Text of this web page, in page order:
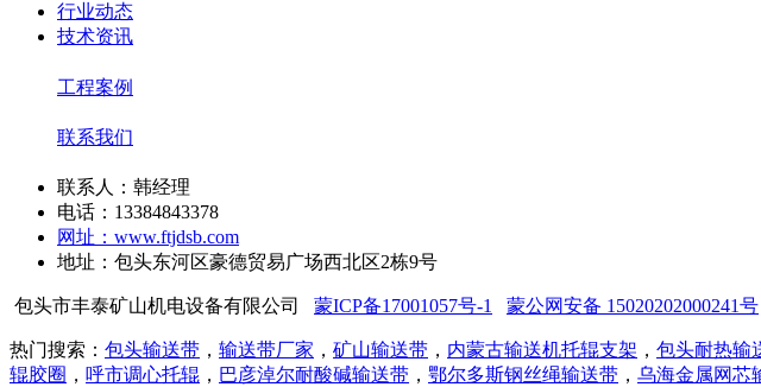
行业动态
技术资讯
工程案例
联系我们
联系人：韩经理
电话：13384843378
网址：www.ftjdsb.com
地址：包头东河区豪德贸易广场西北区2栋9号
包头市丰泰矿山机电设备有限公司 蒙ICP备17001057号-1 蒙公网安备 15020202000241号
热门搜索： 包头输送带 ， 输送带厂家 ， 矿山输送带 ， 内蒙古输送机托辊支架 ， 包头耐热输
辊胶圈 ， 呼市调心托辊 ， 巴彦淖尔耐酸碱输送带 ， 鄂尔多斯钢丝绳输送带 ， 乌海金属网芯